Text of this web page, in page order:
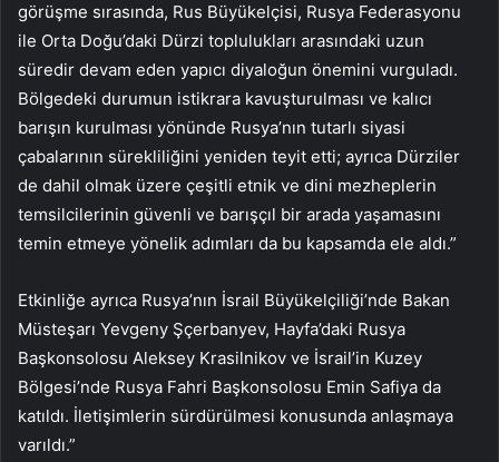
görüşme sırasında, Rus Büyükelçisi, Rusya Federasyonu
ile Orta Doğu’daki Dürzi toplulukları arasındaki uzun
süredir devam eden yapıcı diyaloğun önemini vurguladı.
Bölgedeki durumun istikrara kavuşturulması ve kalıcı
barışın kurulması yönünde Rusya’nın tutarlı siyasi
çabalarının sürekliliğini yeniden teyit etti; ayrıca Dürziler
de dahil olmak üzere çeşitli etnik ve dini mezheplerin
temsilcilerinin güvenli ve barışçıl bir arada yaşamasını
temin etmeye yönelik adımları da bu kapsamda ele aldı.”
Etkinliğe ayrıca Rusya’nın İsrail Büyükelçiliği’nde Bakan
Müsteşarı Yevgeny Şçerbanyev, Hayfa’daki Rusya
Başkonsolosu Aleksey Krasilnikov ve İsrail’in Kuzey
Bölgesi’nde Rusya Fahri Başkonsolosu Emin Safiya da
katıldı. İletişimlerin sürdürülmesi konusunda anlaşmaya
varıldı.”